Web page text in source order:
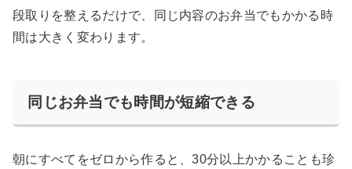
段取りを整えるだけで、同じ内容のお弁当でもかかる時
間は大きく変わります。
同じお弁当でも時間が短縮できる
朝にすべてをゼロから作ると、30分以上かかることも珍